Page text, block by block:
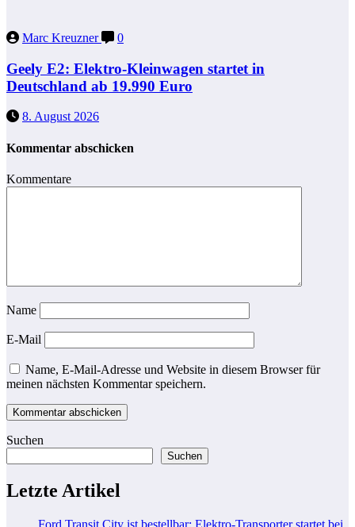
Marc Kreuzner 0
Geely E2: Elektro-Kleinwagen startet in
Deutschland ab 19.990 Euro
8. August 2026
Kommentar abschicken
Kommentare
Name
E-Mail
Name, E-Mail-Adresse und Website in diesem Browser für
meinen nächsten Kommentar speichern.
Suchen
Suchen
Letzte Artikel
Ford Transit City ist bestellbar: Elektro-Transporter startet bei